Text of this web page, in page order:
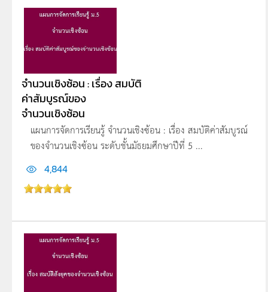
จำนวนเชิงซ้อน : เรื่อง สมบัติ
ค่าสัมบูรณ์ของ
จำนวนเชิงซ้อน
แผนการจัดการเรียนรู้ จำนวนเชิงซ้อน : เรื่อง สมบัติค่าสัมบูรณ์
ของจำนวนเชิงซ้อน ระดับชั้นมัธยมศึกษาปีที่ 5 ...
4,844